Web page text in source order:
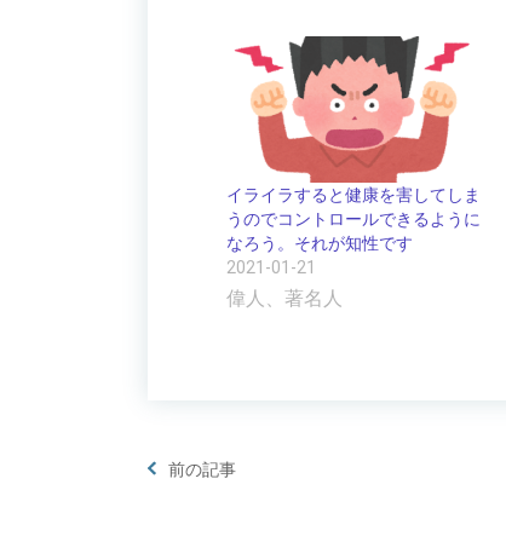
イライラすると健康を害してしま
うのでコントロールできるように
なろう。それが知性です
2021-01-21
偉人、著名人
前の記事